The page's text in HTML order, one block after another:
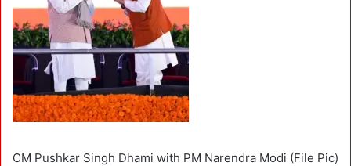
CM Pushkar Singh Dhami with PM Narendra Modi (File Pic)